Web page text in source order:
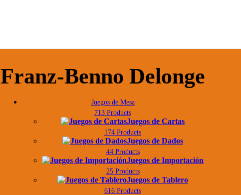
Franz-Benno Delonge
Juegos de Mesa
713 Products
Juegos de Cartas
174 Products
Juegos de Dados
44 Products
Juegos de Importación
25 Products
Juegos de Tablero
616 Products